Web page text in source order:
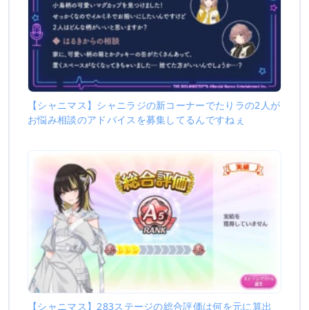
【シャニマス】シャニラジの新コーナーでたりラの2人が
お悩み相談のアドバイスを募集してるんですねぇ
【シャニマス】283ステージの総合評価は何を元に算出